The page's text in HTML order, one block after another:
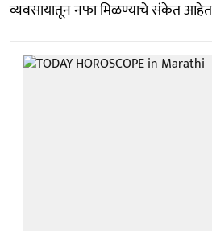
व्यवसायातून नफा मिळण्याचे संकेत